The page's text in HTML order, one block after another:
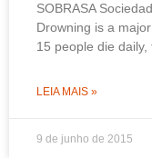
SOBRASA
Drowning is a
15 people die
LEIA MAIS »
9 de junho de 2015